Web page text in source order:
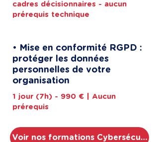
cadres décisionnaires - aucun
prérequis technique
• Mise en conformité RGPD :
protéger les données
personnelles de votre
organisation
1 jour (7h) - 990 € | Aucun
prérequis
Voir nos formations Cybersécurité